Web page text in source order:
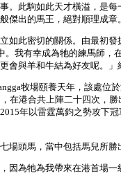
。此駒如此天才橫溢，是
傑出的馬王，絕對順理成章
如此密切的關係。由最初
。我有幸成為牠的練馬師
會與羊和牛結為好友呢。」
牧場頤養天年，該處
在港合共上陣二十四次，
年以雷霆萬鈞之勢攻下
場頭馬，當中包括馬兒所
因為牠為我帶來在港首場